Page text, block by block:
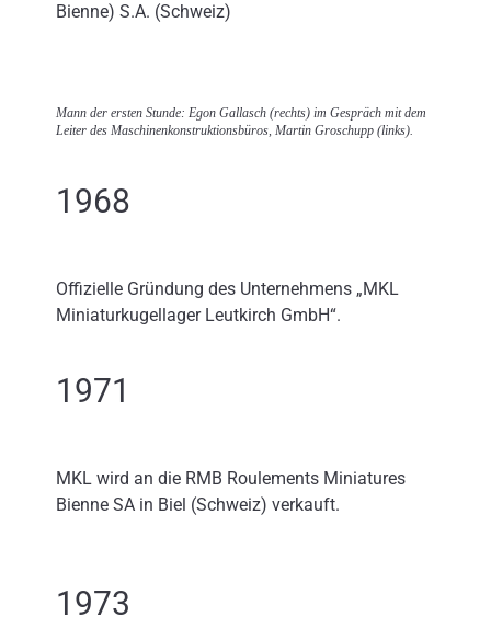
Bienne) S.A. (Schweiz)
Mann der ersten Stunde: Egon Gallasch (rechts) im Gespräch mit dem
Leiter des Maschinenkonstruktionsbüros, Martin Groschupp (links).
1968
Offizielle Gründung des Unternehmens „MKL
Miniaturkugellager Leutkirch GmbH“.
1971
MKL wird an die RMB Roulements Miniatures
Bienne SA in Biel (Schweiz) verkauft.
1973